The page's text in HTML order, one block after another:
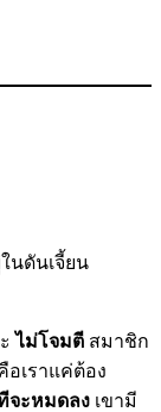
นดันเจี้ยน
ะไม่โจมตี สมาชิก
อเราแค่ต้อง
จะหมดลง เขามี